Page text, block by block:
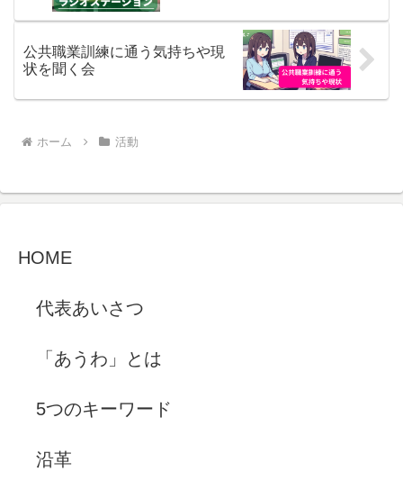
公共職業訓練に通う気持ちや現
状を聞く会
ホーム 活動
HOME
代表あいさつ
「あうわ」とは
5つのキーワード
沿革